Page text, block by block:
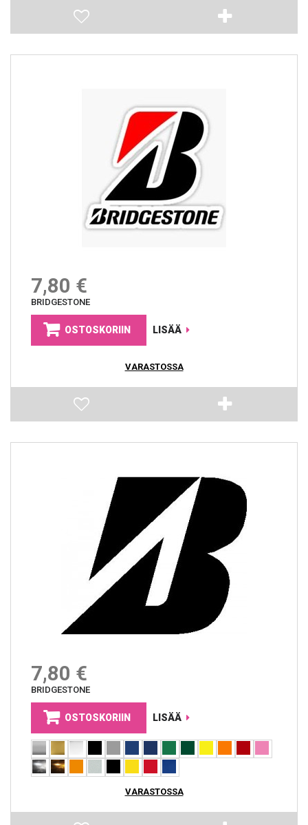
7,80 €
BRIDGESTONE
OSTOSKORIIN LISÄÄ
VARASTOSSA
7,80 €
BRIDGESTONE
OSTOSKORIIN LISÄÄ
VARASTOSSA